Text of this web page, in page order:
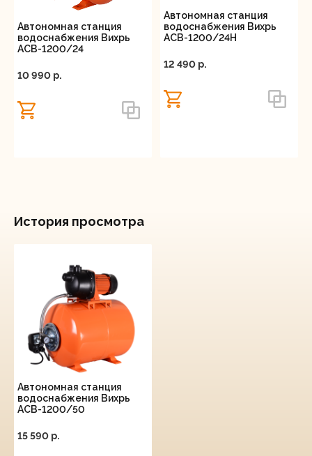
Автономная станция
водоснабжения Вихрь
АСВ-1200/24
10 990 p.
Автономная станция
водоснабжения Вихрь
АСВ-1200/24Н
12 490 p.
История просмотра
Автономная станция
водоснабжения Вихрь
АСВ-1200/50
15 590 p.